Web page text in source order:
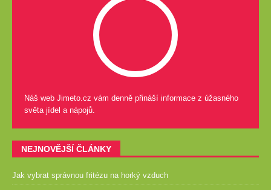
Náš web Jimeto.cz vám denně přináší informace z úžasného
světa jídel a nápojů.
NEJNOVĚJŠÍ ČLÁNKY
Jak vybrat správnou fritézu na horký vzduch